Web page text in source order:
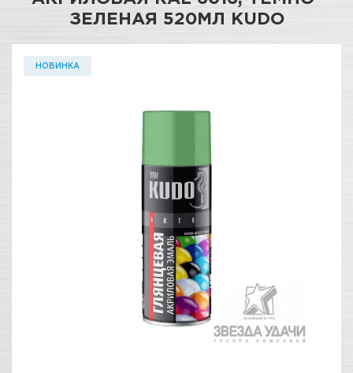
ЗЕЛЕНАЯ 520МЛ KUDO
НОВИНКА